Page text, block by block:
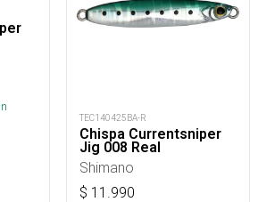
TEC140425BA-R
Chispa Currentsniper
Jig 008 Real
Shimano
$ 11.990